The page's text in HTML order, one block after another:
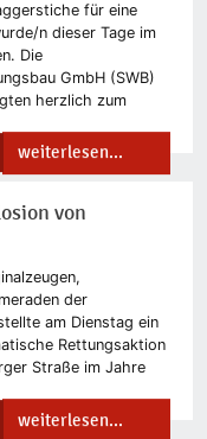
für eine
n dieser Tage im
Die
GmbH (SWB)
herzlich zum
weiterlesen...
von
der
am Dienstag ein
Rettungsaktion
Straße im Jahre
weiterlesen...